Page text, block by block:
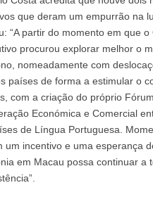
que deram um empurrão na
“A partir do momento em que o
procurou explorar melhor o
nomeadamente com
países de forma a estimular o
com a criação do próprio
Económica e Comercial
de Língua Portuguesa.
um incentivo e uma esperança
em Macau possa continuar a